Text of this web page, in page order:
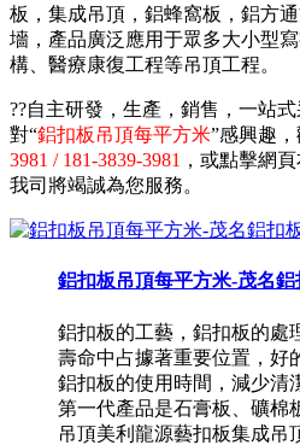
板，集成吊頂，鋁蜂窩板，鋁方
墻，產品廣泛應用于眾多大小型
構、醫療康復工程等吊頂工程。
??自主研發，生產，銷售，一站
對“鋁扣板吊頂每平方米”感興趣
3981 / 181-3839-3981 ，或點擊網
我司將竭誠為您服務。
鋁扣板吊頂每平方米-茂名
鋁扣板的工藝，鋁扣板的處
壽命中占據著重要位置，好
鋁扣板的使用時間，減少清
第一代產品是石膏板、礦棉
吊頂美利龍源藝扣板集成吊